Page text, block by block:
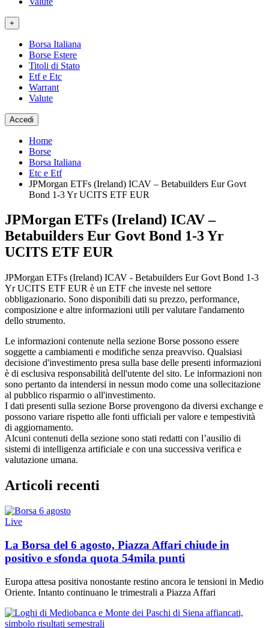
+
Borsa Italiana
Borse Estere
Titoli di Stato
Etf e Etc
Warrant
Valute
Accedi
Home
Borse
Borsa Italiana
Etc e Etf
JPMorgan ETFs (Ireland) ICAV – Betabuilders Eur Govt
Bond 1-3 Yr UCITS ETF EUR
JPMorgan ETFs (Ireland) ICAV –
Betabuilders Eur Govt Bond 1-3 Yr
UCITS ETF EUR
JPMorgan ETFs (Ireland) ICAV - Betabuilders Eur Govt Bond 1-3
Yr UCITS ETF EUR è un ETF che investe nel settore
obbligazionario. Sono disponibili dati su prezzo, performance,
composizione e altre informazioni utili per valutare l'andamento
dello strumento.
Le informazioni contenute nella sezione Borse possono essere
soggette a cambiamenti e modifiche senza preavviso. Qualsiasi
decisione d'investimento presa sulla base delle presenti informazioni
è di esclusiva responsabilità dell'utente del sito. Le informazioni non
sono pertanto da intendersi in nessun modo come una sollecitazione
al pubblico risparmio o all'investimento.
I dati presenti sulla sezione Borse provengono da diversi exchange e
possono variare rispetto alle fonti ufficiali per valore e tempestività
di aggiornamento.
Alcuni contenuti della sezione sono stati redatti con l’ausilio di
sistemi di intelligenza artificiale e con una successiva verifica e
valutazione umana.
Articoli recenti
Live
La Borsa del 6 agosto, Piazza Affari chiude in
positivo e sfonda quota 54mila punti
Europa attesa positiva nonostante restino ancora le tensioni in Medio
Oriente. Intanto continuano le trimestrali a Piazza Affari